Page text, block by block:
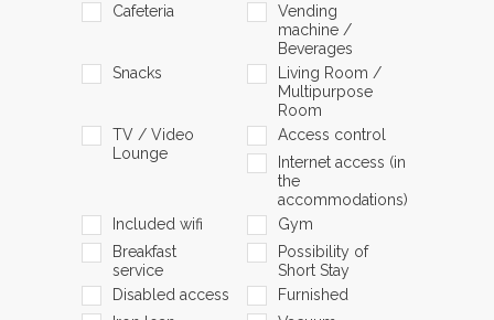
Cafeteria
Vending
machine /
Beverages
Snacks
Living Room /
Multipurpose
Room
TV / Video
Lounge
Access control
Internet access (in
the
accommodations)
Included wifi
Gym
Breakfast
service
Possibility of
Short Stay
Disabled access
Furnished